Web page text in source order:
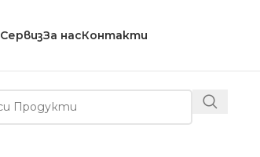
СервизЗа насКонтакти